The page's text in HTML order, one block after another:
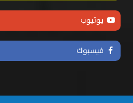
يوتيوب
فيسبوك